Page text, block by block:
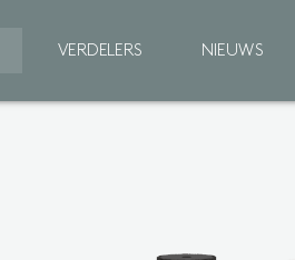
VERDELERS NIEUWS